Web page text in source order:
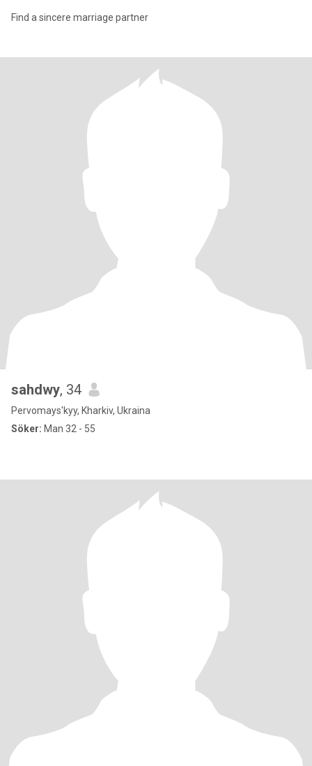
Find a sincere marriage partner
sahdwy, 34
Pervomays'kyy, Kharkiv, Ukraina
Söker: Man 32 - 55